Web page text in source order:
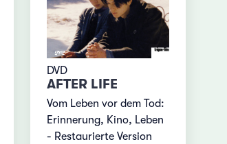
DVD
AFTER LIFE
Vom Leben vor dem Tod:
Erinnerung, Kino, Leben
- Restaurierte Version